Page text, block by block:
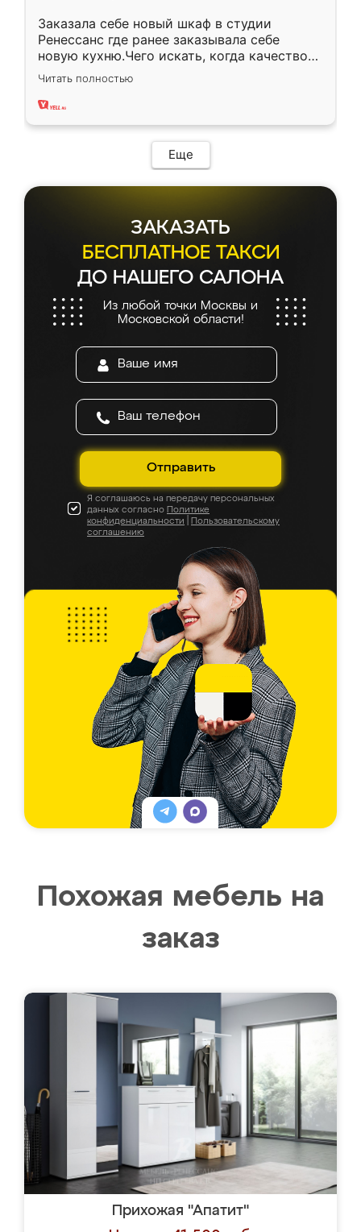
Заказала себе новый шкаф в студии
Ренессанс где ранее заказывала себе
новую кухню.Чего искать, когда качеством
вполне довольна. Служит кухня уже почти
два года, нареканий нет.
Читать полностью
Еще
ЗАКАЗАТЬ
БЕСПЛАТНОЕ ТАКСИ
ДО НАШЕГО САЛОНА
Из любой точки Москвы и
Московской области!
Отправить
Я соглашаюсь на передачу персональных
данных согласно Политике
конфиденциальности
Пользовательскому
соглашению
Похожая мебель на
заказ
Прихожая "Апатит"